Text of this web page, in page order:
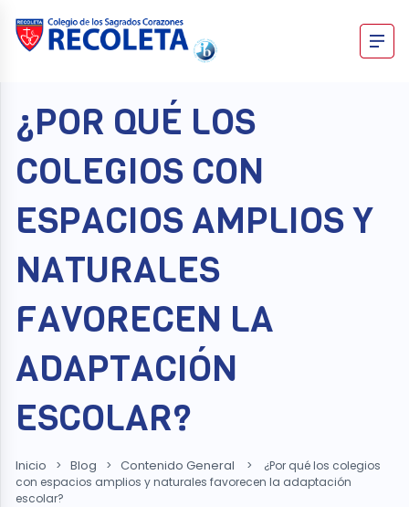
content
¿POR QUÉ LOS
COLEGIOS CON
ESPACIOS AMPLIOS Y
NATURALES
FAVORECEN LA
ADAPTACIÓN
ESCOLAR?
Inicio > Blog > Contenido General >
¿Por qué los colegios
con espacios amplios y naturales favorecen la adaptación
escolar?